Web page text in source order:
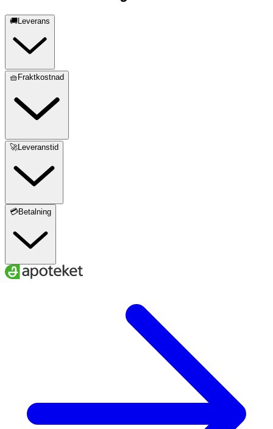
🚚Leverans
🧺Fraktkostnad
🚀Leveranstid
💳Betalning